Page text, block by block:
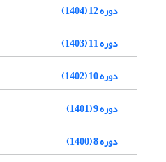
دوره 12 (1404)
دوره 11 (1403)
دوره 10 (1402)
دوره 9 (1401)
دوره 8 (1400)